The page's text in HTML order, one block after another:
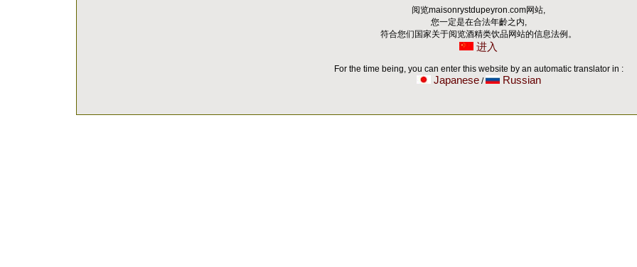
阅览maisonrystdupeyron.com网站,
您一定是在合法年齡之内,
符合您们国家关于阅览酒精类饮品网站的信息法例。
进入
For the time being, you can enter this website by an automatic translator in :
Japanese/ Russian